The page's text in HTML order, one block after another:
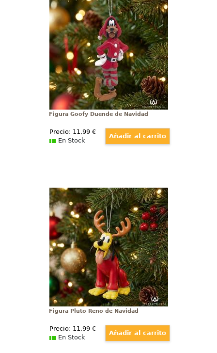
Divertido adorno de Navidad de
Goofy disfrazado de Duende de
Navidad. Pon un toque Disney a tu
árbol de Navidad con este
preciosos adorno que ha sido
moldeado y pintado para
parecerse al carismático Goofy.
Figura Goofy Duende de Navidad
Precio: 11,99€
En Stock
Figura Pluto Reno de Navidad
Divertido adorno de Navidad de
Pluto disfrazado de Reno de
Navidad. Pon un toque Disney a tu
árbol de Navidad con este
preciosos adorno que ha sido
moldeado y pintado para
parecerse al carismático Pluto.
Figura Pluto Reno de Navidad
Precio: 11,99€
En Stock